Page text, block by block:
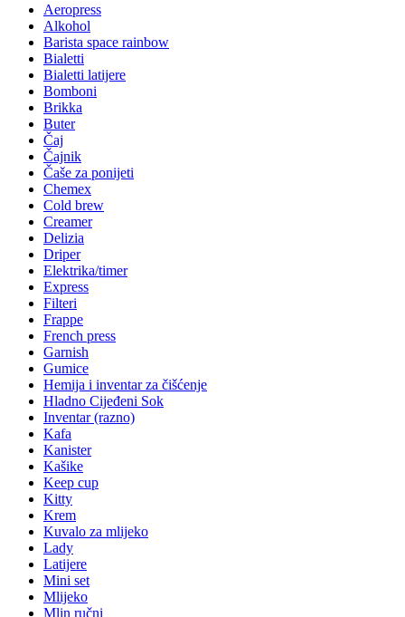
Aeropress
Alkohol
Barista space rainbow
Bialetti
Bialetti latijere
Bomboni
Brikka
Buter
Čaj
Čajnik
Čaše za ponijeti
Chemex
Cold brew
Creamer
Delizia
Driper
Elektrika/timer
Express
Filteri
Frappe
French press
Garnish
Gumice
Hemija i inventar za čišćenje
Hladno Cijeđeni Sok
Inventar (razno)
Kafa
Kanister
Kašike
Keep cup
Kitty
Krem
Kuvalo za mlijeko
Lady
Latijere
Mini set
Mlijeko
Mlin ručni